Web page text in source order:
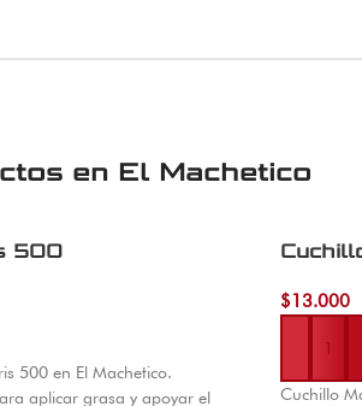
en El Machetico
500
500 en El Machetico.
aplicar grasa y apoyar el
$13.000
Añadir al
Cuchillo